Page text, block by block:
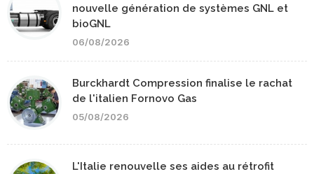
nouvelle génération de systèmes GNL et
bioGNL
06/08/2026
Burckhardt Compression finalise le rachat
de l'italien Fornovo Gas
05/08/2026
L'Italie renouvelle ses aides au rétrofit